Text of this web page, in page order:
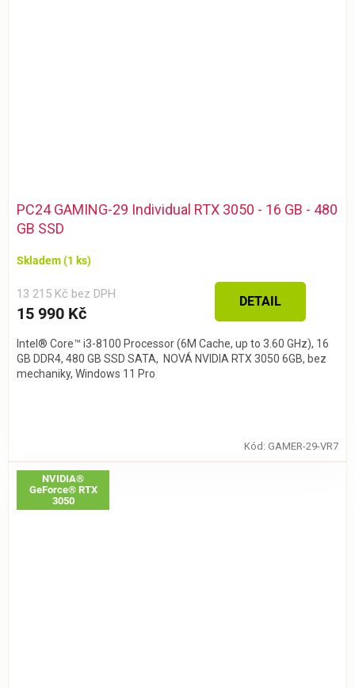
PC24 GAMING-29 Individual RTX 3050 - 16 GB - 480
GB SSD
Skladem(1 ks)
13 215 Kč bez DPH
15 990 Kč
DETAIL
Intel® Core™ i3-8100 Processor (6M Cache, up to 3.60 GHz), 16
GB DDR4, 480 GB SSD SATA, NOVÁ NVIDIA RTX 3050 6GB, bez
mechaniky, Windows 11 Pro
Kód: GAMER-29-VR7
NVIDIA®
GeForce® RTX
3050